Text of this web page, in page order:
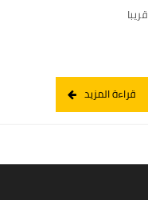
قريبا
قراءة المزيد